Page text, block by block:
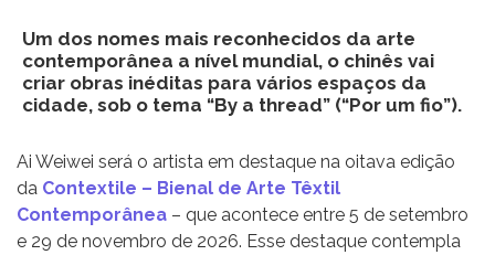
Um dos nomes mais reconhecidos da arte
contemporânea a nível mundial, o chinês vai
criar obras inéditas para vários espaços da
cidade, sob o tema “By a thread” (“Por um fio”).
Ai Weiwei será o artista em destaque na oitava edição
da Contextile – Bienal de Arte Têxtil
Contemporânea – que acontece entre 5 de setembro
e 29 de novembro de 2026. Esse destaque contempla